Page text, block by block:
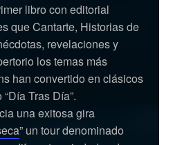
libro con editorial
que Cantarte, Historias de
revelaciones y
los temas más
han convertido en clásicos
Tras Día”.
una exitosa gira
” un tour denominado